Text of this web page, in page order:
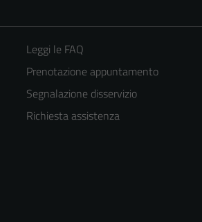
Leggi le FAQ
Prenotazione appuntamento
Segnalazione disservizio
Richiesta assistenza